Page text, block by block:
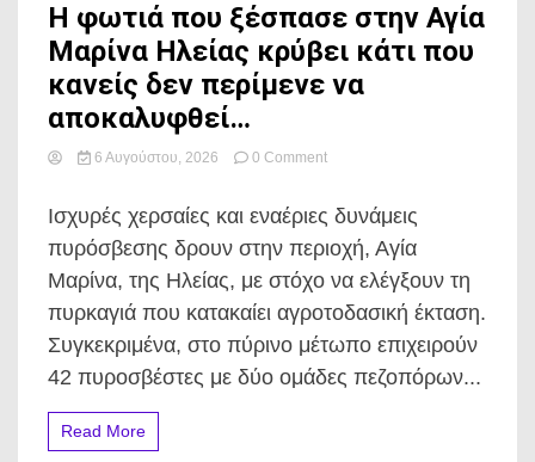
Η φωτιά που ξέσπασε στην Αγία
Μαρίνα Ηλείας κρύβει κάτι που
κανείς δεν περίμενε να
αποκαλυφθεί…
6 Αυγούστου, 2026 0 Commenton
που
ξέσπασε
στην
Αγία
Μαρίνα
κρύβει
κάτι
που
Ισχυρές χερσαίες και εναέριες δυνάμεις
πυρόσβεσης δρουν στην περιοχή, Αγία
Μαρίνα, της Ηλείας, με στόχο να ελέγξουν τη
πυρκαγιά που κατακαίει αγροτοδασική έκταση.
Συγκεκριμένα, στο πύρινο μέτωπο επιχειρούν
42 πυροσβέστες με δύο ομάδες πεζοπόρων...
Read More